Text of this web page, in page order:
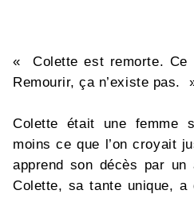
« Colette est remorte. Ce
Remourir, ça n’existe pas.
Colette était une femme
moins ce que l’on croyait
apprend son décès par
Colette, sa tante unique,